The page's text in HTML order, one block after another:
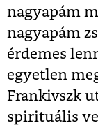
nagyapám
nagyapám
érdemes
egyetlen
Frankivszk
spirituális